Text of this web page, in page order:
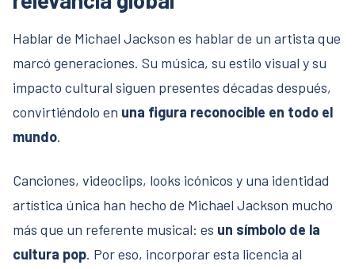
Hablar de Michael Jackson es hablar de un artista que
marcó generaciones. Su música, su estilo visual y su
impacto cultural siguen presentes décadas después,
convirtiéndolo en una figura reconocible en todo el
mundo.
Canciones, videoclips, looks icónicos y una identidad
artística única han hecho de Michael Jackson mucho
más que un referente musical: es un símbolo de la
cultura pop. Por eso, incorporar esta licencia al